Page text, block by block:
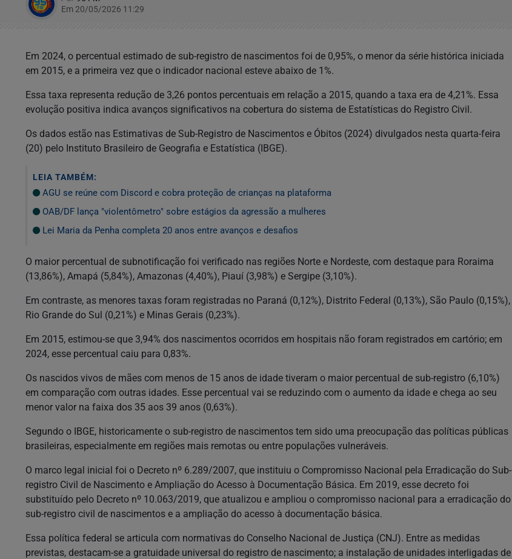
Em 20/05/2026 11:29
Em 2024, o percentual estimado de sub-registro de nascimentos foi de 0,95%, o menor da série histórica iniciada
em 2015, e a primeira vez que o indicador nacional esteve abaixo de 1%.
Essa taxa representa redução de 3,26 pontos percentuais em relação a 2015, quando a taxa era de 4,21%. Essa
evolução positiva indica avanços significativos na cobertura do sistema de Estatísticas do Registro Civil.
Os dados estão nas Estimativas de Sub-Registro de Nascimentos e Óbitos (2024) divulgados nesta quarta-feira
(20) pelo Instituto Brasileiro de Geografia e Estatística (IBGE).
LEIA TAMBÉM:
AGU se reúne com Discord e cobra proteção de crianças na plataforma
OAB/DF lança "violentômetro" sobre estágios da agressão a mulheres
Lei Maria da Penha completa 20 anos entre avanços e desafios
O maior percentual de subnotificação foi verificado nas regiões Norte e Nordeste, com destaque para Roraima
(13,86%), Amapá (5,84%), Amazonas (4,40%), Piauí (3,98%) e Sergipe (3,10%).
Em contraste, as menores taxas foram registradas no Paraná (0,12%), Distrito Federal (0,13%), São Paulo (0,15%),
Rio Grande do Sul (0,21%) e Minas Gerais (0,23%).
Em 2015, estimou-se que 3,94% dos nascimentos ocorridos em hospitais não foram registrados em cartório; em
2024, esse percentual caiu para 0,83%.
Os nascidos vivos de mães com menos de 15 anos de idade tiveram o maior percentual de sub-registro (6,10%)
em comparação com outras idades. Esse percentual vai se reduzindo com o aumento da idade e chega ao seu
menor valor na faixa dos 35 aos 39 anos (0,63%).
Segundo o IBGE, historicamente o sub-registro de nascimentos tem sido uma preocupação das políticas públicas
brasileiras, especialmente em regiões mais remotas ou entre populações vulneráveis.
O marco legal inicial foi o Decreto nº 6.289/2007, que instituiu o Compromisso Nacional pela Erradicação do Sub-
registro Civil de Nascimento e Ampliação do Acesso à Documentação Básica. Em 2019, esse decreto foi
substituído pelo Decreto nº 10.063/2019, que atualizou e ampliou o compromisso nacional para a erradicação do
sub-registro civil de nascimentos e a ampliação do acesso à documentação básica.
Essa política federal se articula com normativas do Conselho Nacional de Justiça (CNJ). Entre as medidas
previstas, destacam-se a gratuidade universal do registro de nascimento; a instalação de unidades interligadas de